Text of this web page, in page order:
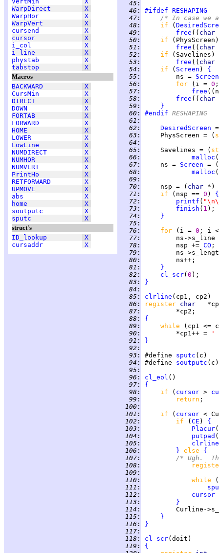
WarpDirect
X
WarpHor
X
WarpVert
X
cursend
X
cursor
X
i_col
X
i_line
X
phystab
X
tabstop
X
Macros
BACKWARD
X
CursMin
X
DIRECT
X
DOWN
X
FORTAB
X
FORWARD
X
HOME
X
LOWER
X
LowLine
X
NUMDIRECT
X
NUMHOR
X
NUMVERT
X
PrintHo
X
RETFORWARD
X
UPMOVE
X
abs
X
home
X
soutputc
X
sputc
X
struct's
ID_lookup
X
cursaddr
X
  45
:
  46
: #ifdef RESHAPING
  47
:
/* In case we
  48
: if (
  49
: free (( char
  50
:
if
  51
: free (( char
  52
: if
  53
: free (( char
  54
: if ( Screen ) {
  55
:
         ns =
Screen
  56
: for (i = 0
  57
:
free
  58
: free (( char
  59
:
}
  60
: #endif RESHAPING
  61
:
  62
: DesiredScreen
  63
:
     PhysScreen = (
  64
:
  65
:
     Savelines = (
  66
: malloc
  67
:
     ns =
Screen = (
  68
: malloc
  69
:
  70
:
     nsp = (
char *)
  71
: if (nsp == 0 ) {
  72
: printf (
  73
: finish ( 1
  74
:
}
  75
:
  76
: for (i = 0 ; i
  77
:
  78
:
         nsp +=
CO
  79
:
ns-
  80
:
  81
:
}
  82
: cl_scr( 0
  83
:
}
  84
:
  85
: clrline
  86
: register char
  87
:
  88
:
{
  89
:
while
  90
:
         *cp1++ =
'
  91
:
}
  92
:
  93
: #define sputc (c)
  94
: #define soutputc
  95
:
  96
: cl_eol
  97
:
{
  98
: if ( cursor >
  99
: return
100 :
101 : if ( cursor <
102 : if ( CE ) {
103 : Placur(
104 : putpad (
105 :
clrline
106 : } else {
107 :
/* Ugh.
108 :
109 :
110 : while
(
111 :
112 :
cursor
113 :
}
114 :
Curline-
115 :
}
116 :
}
117 :
118 : cl_scr
119 :
{